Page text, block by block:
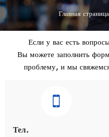
Главная страница
Если у вас есть
Вы можете заполнить
проблему, и мы

Тел.